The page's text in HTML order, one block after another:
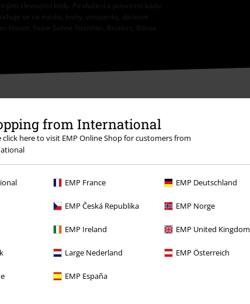
from International
click here to visit EMP Online Shop for customers from
EMP France EMP Deutschland
EMP Česká Republika EMP Norge
EMP Ireland EMP United Kingdom
Large Nederland EMP Österreich
EMP España
slevovými kódy. Po vložení a potvrzení kódu
se na média, knihy, vstupenky, dárkové
Hosen, Feine Sahne Fischfilet, Broilers, Böhse